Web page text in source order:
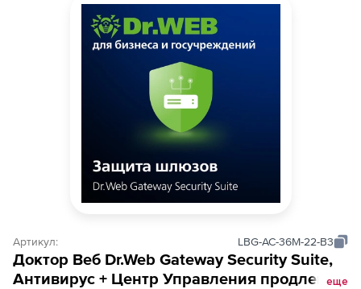
Артикул: LBG-AC-36M-22-B3
Доктор Веб Dr.Web Gateway Security Suite,
Антивирус + Центр Управления продление
еще